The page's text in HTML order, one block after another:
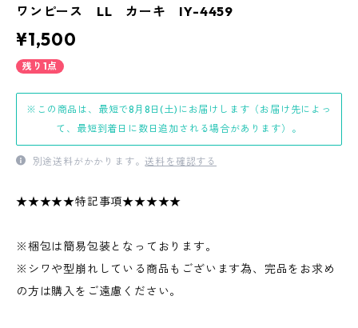
ワンピース LL カーキ IY-4459
¥1,500
残り1点
※この商品は、最短で8月8日(土)にお届けします（お届け先によっ
て、最短到着日に数日追加される場合があります）。
別途送料がかかります。送料を確認する
★★★★★特記事項★★★★★
※梱包は簡易包装となっております。
※シワや型崩れしている商品もございます為、完品をお求め
の方は購入をご遠慮ください。